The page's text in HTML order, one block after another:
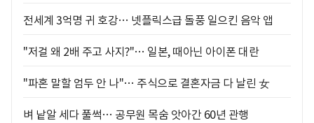
전세계 3억명 귀 호강… 넷플릭스급 돌풍 일으킨 음악 앱
"저걸 왜 2배 주고 사지?"… 일본, 때아닌 아이폰 대란
"파혼 말할 엄두 안 나"… 주식으로 결혼자금 다 날린 女
벼 낱알 세다 풀썩… 공무원 목숨 앗아간 60년 관행